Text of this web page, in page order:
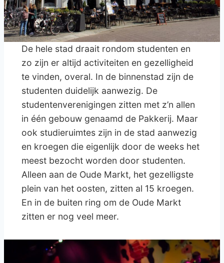
De hele stad draait rondom studenten en
zo zijn er altijd activiteiten en gezelligheid
te vinden, overal. In de binnenstad zijn de
studenten duidelijk aanwezig. De
studentenverenigingen zitten met z’n allen
in één gebouw genaamd de Pakkerij. Maar
ook studieruimtes zijn in de stad aanwezig
en kroegen die eigenlijk door de weeks het
meest bezocht worden door studenten.
Alleen aan de Oude Markt, het gezelligste
plein van het oosten, zitten al 15 kroegen.
En in de buiten ring om de Oude Markt
zitten er nog veel meer.